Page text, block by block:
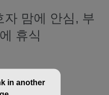
맘에 안심, 부
휴식